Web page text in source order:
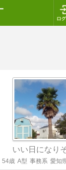
いい日になり
54歳 A型 事務系 愛知